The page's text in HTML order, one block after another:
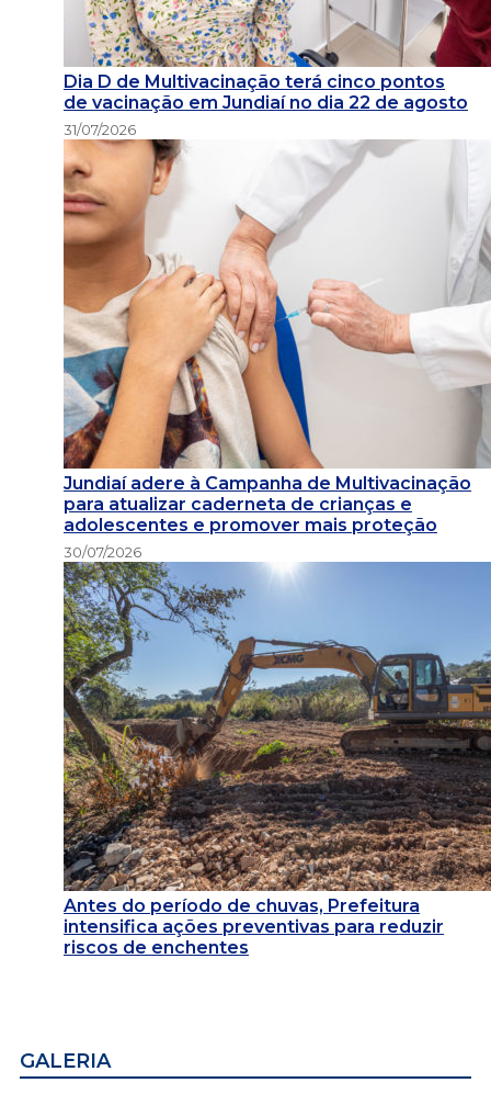
Dia D de Multivacinação terá cinco pontos
de vacinação em Jundiaí no dia 22 de agosto
31/07/2026
Jundiaí adere à Campanha de Multivacinação
para atualizar caderneta de crianças e
adolescentes e promover mais proteção
30/07/2026
Antes do período de chuvas, Prefeitura
intensifica ações preventivas para reduzir
riscos de enchentes
GALERIA